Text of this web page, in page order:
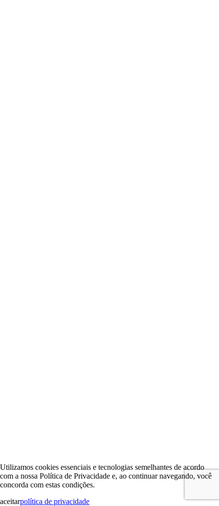
Utilizamos cookies essenciais e tecnologias semelhantes de acordo
com a nossa Política de Privacidade e, ao continuar navegando, você
concorda com estas condições.
aceitarpolítica de privacidade